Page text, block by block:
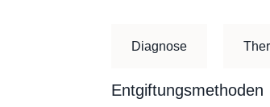
Diagnose
Entgiftungsmethoden